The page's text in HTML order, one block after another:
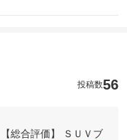
投稿数56
総合評価】 ＳＵＶブ